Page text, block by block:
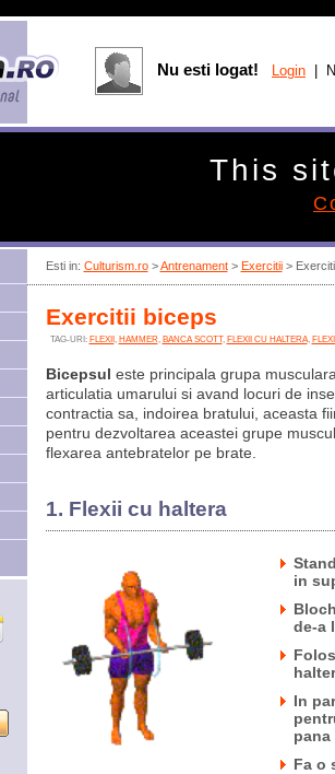
Esti in: Culturism.ro>Antrenament> Exercitii>
Exercitii biceps
TAG-URI: FLEXII , HAMMER, BANCA SCOTT, FLEXII CU HALTERA,
Bicepsul este principala grupa
articulatia umarului si avand locuri de
contractia sa, indoirea bratului, aceasta
pentru dezvoltarea aceastei grupe
flexarea antebratelor pe brate.
1. Flexii cu haltera
in
de-a
In
Fa o
Nu esti logat! Login |
This